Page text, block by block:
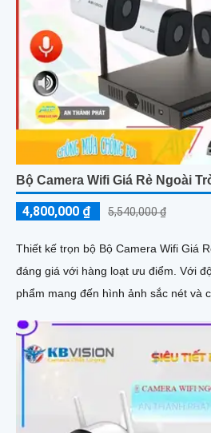
Bộ Camera Wifi Giá Rẻ Ngoài
4,800,000 ₫ 5,540,000 ₫
Thiết kế trọn bộ Bộ Camera Wifi Giá
đáng giá với hàng loạt ưu điểm. Với độ nét lên đến 2.0 MP, sản
phẩm mang đến hình ảnh sắc nét và